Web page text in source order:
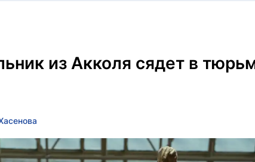
из Акколя сядет в